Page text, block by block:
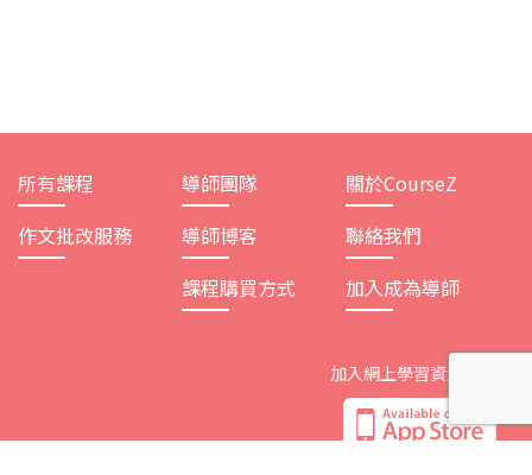
所有課程
作文批改服務
導師團隊
導師博客
課程購買方式
關於CourseZ
聯絡我們
加入成為導師
加入網上學習資源平台